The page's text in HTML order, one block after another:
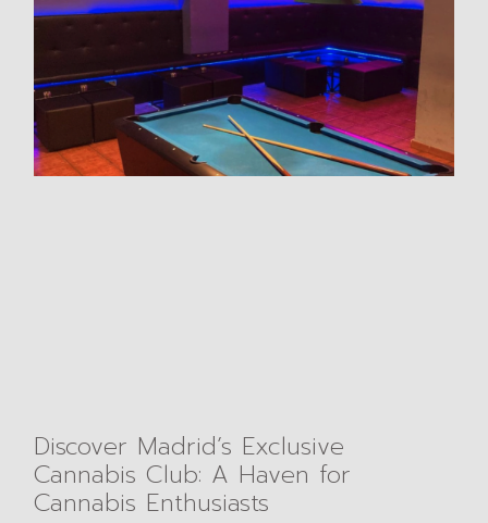
Discover Madrid’s Exclusive
Cannabis Club: A Haven for
Cannabis Enthusiasts